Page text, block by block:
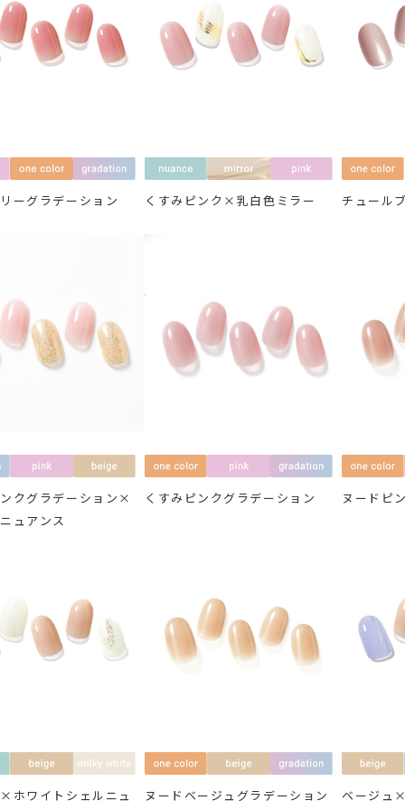
ーグラデーション くすみピンク×乳白色ミラー チュール
クグラデーション×
ュアンス
くすみピンクグラデーション ヌードピ
ホワイトシェルニュ ヌードベージュグラデーション
ベージュ